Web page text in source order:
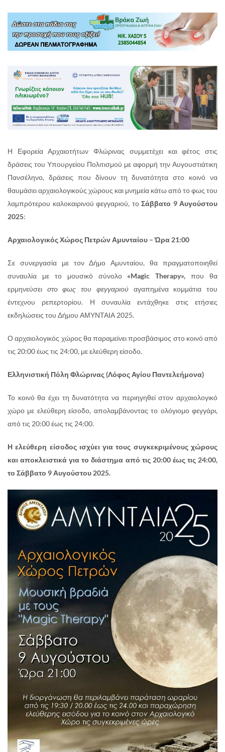
Η Εφορεία Αρχαιοτήτων Φλώρινας συμμετέχει και φέτος στις
δράσεις του Υπουργείου Πολιτισμού με αφορμή την Αυγουστιάτικη
Πανσέληνο, δράσεις που δίνουν τη δυνατότητα στο κοινό να
θαυμάσει αρχαιολογικούς χώρους και μνημεία κάτω από το φως του
λαμπρότερου καλοκαιρινού φεγγαριού, το Σάββατο 9 Αυγούστου
2025:
Αρχαιολογικός Χώρος Πετρών Αμυνταίου – Ώρα 21:00
Σε συνεργασία με τον Δήμο Αμυνταίου, θα πραγματοποιηθεί
συναυλία με το μουσικό σύνολο «Magic Therapy»,που θα
ερμηνεύσει στο φως του φεγγαριού αγαπημένα κομμάτια του
έντεχνου ρεπερτορίου. Η συναυλία εντάχθηκε στις ετήσιες
εκδηλώσεις του Δήμου ΑΜΥΝΤΑΙΑ 2025.
Ο αρχαιολογικός χώρος θα παραμείνει προσβάσιμος στο κοινό από
τις 20:00 έως τις 24:00, με ελεύθερη είσοδο.
Ελληνιστική Πόλη Φλώρινας (Λόφος Αγίου Παντελεήμονα)
Το κοινό θα έχει τη δυνατότητα να περιηγηθεί στον αρχαιολογικό
χώρο με ελεύθερη είσοδο, απολαμβάνοντας το ολόγιομο φεγγάρι,
από τις 20:00 έως τις 24:00.
Η ελεύθερη είσοδος ισχύει για τους συγκεκριμένους χώρους
και αποκλειστικά για το διάστημα από τις 20:00 έως τις 24:00,
το Σάββατο 9 Αυγούστου 2025.